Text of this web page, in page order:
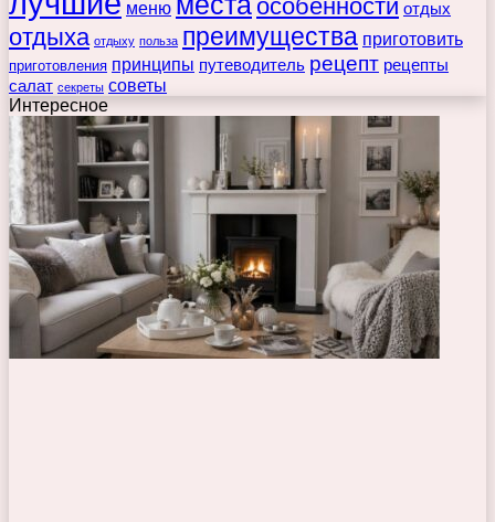
меню особенности отдых
отдыха отдыху польза преимущества приготовить
приготовления принципы путеводитель рецепт рецепты
салат секреты советы
Интересное